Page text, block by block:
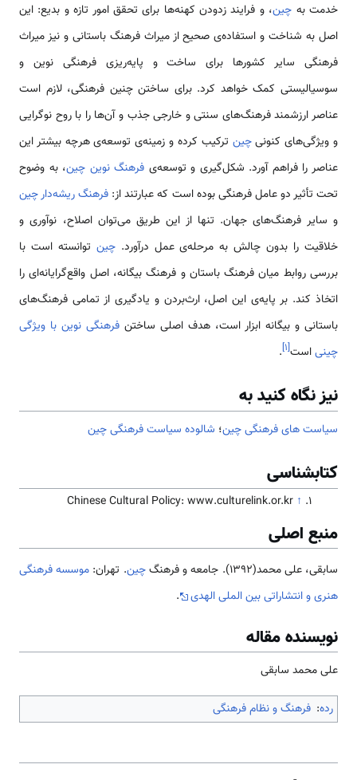
خدمت به چین، و فرایند زدودن کهنه‌ها برای تحقق امور تازه و بدیع: این
اصل به شناخت و استفاده‌ی صحیح از میراث فرهنگ باستانی و نیز میراث
فرهنگی سایر کشورها برای ساخت و پایه‌ریزی فرهنگی نوین و
سوسیالیستی کمک خواهد کرد. برای ساختن چنین فرهنگی، لازم است
عناصر ارزشمند فرهنگ‌های سنتی و خارجی جذب و آن‌ها را با روح نوگرایی
و ویژگی‌های کنونیچین ترکیب کرده و زمینه‌ی توسعه‌ی هرچه بیشتر این
عناصر را فراهم آورد. شکل‌گیری و توسعه‌ی فرهنگ نوین چین، به وضوح
تحت تأثیر دو عامل فرهنگی بوده است که عبارتند از: فرهنگ ریشه‌دار چین
و سایر فرهنگ‌های جهان. تنها از این طریق می‌توان اصلاح، نوآوری و
خلاقیت را بدون چالش به مرحله‌ی عمل درآورد.چین توانسته است با
بررسی روابط میان فرهنگ باستان و فرهنگ بیگانه، اصل واقع‌گرایانه‌ای را
اتخاذ کند. بر پایه‌ی این اصل، ارث‌بردن و یادگیری از تمامی فرهنگ‌های
باستانی و بیگانه ابزار است، هدف اصلی ساختن فرهنگی نوین با ویژگی
چینیاست[۱]
.
نیز نگاه کنید به
سیاست های فرهنگی چین؛ شالوده سیاست فرهنگی چین
کتابشناسی
↑
Chinese Cultural Policy: www.culturelink.or.kr
منبع اصلی
سابقی، علی محمد(1392). جامعه و فرهنگ چین. تهران: موسسه فرهنگی
هنری و انتشاراتی بین الملی الهدی
.
نویسنده مقاله
علی محمد سابقی
رده: فرهنگ و نظام فرهنگی